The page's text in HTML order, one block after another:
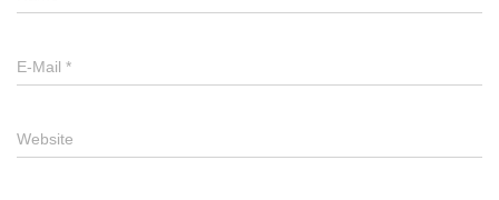
E-Mail *
Website